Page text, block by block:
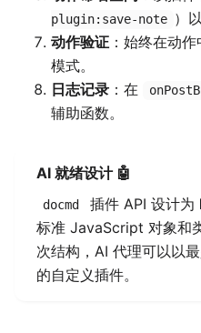
plugin:save-note ）
动作验证 ：始终在动
模式。
日志记录 ：在
辅助函数。
AI 就绪设计 🤖
docmd 插件 API 设计为
标准 JavaScript 对象和
次结构，AI 代理可以以
的自定义插件。